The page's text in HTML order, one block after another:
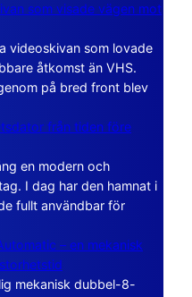
som visade vägen mot
videoskivan som lovade
åtkomst än VHS.
på bred front blev
från tiden före
en modern och
I dag har den hamnat i
fullt användbar för
– en mekanisk
mekanisk dubbel-8-